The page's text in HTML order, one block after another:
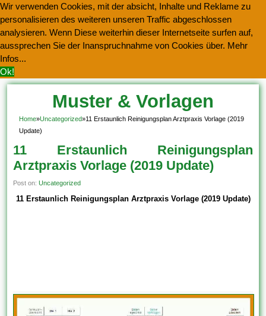
Wir verwenden Cookies, mit der absicht, Inhalte und Reklame zu
personalisieren des weiteren unseren Traffic abgeschlossen
analysieren. Wenn Diese weiterhin dieser Internetseite surfen auf,
aussprechen Sie der Inanspruchnahme von Cookies über. Mehr
Infos...
Ok!
Muster & Vorlagen
Kostenlos Herunterladen
Home»Uncategorized»11 Erstaunlich Reinigungsplan Arztpraxis Vorlage (2019
Update)
11 Erstaunlich Reinigungsplan
Arztpraxis Vorlage (2019 Update)
Post on:Uncategorized
11 Erstaunlich Reinigungsplan Arztpraxis Vorlage (2019 Update)